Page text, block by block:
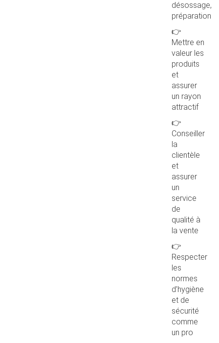
désossage,
préparation
👉
Mettre en
valeur les
produits
et
assurer
un rayon
attractif
👉
Conseiller
la
clientèle
et
assurer
un
service
de
qualité à
la vente
👉
Respecter
les
normes
d’hygiène
et de
sécurité
comme
un pro